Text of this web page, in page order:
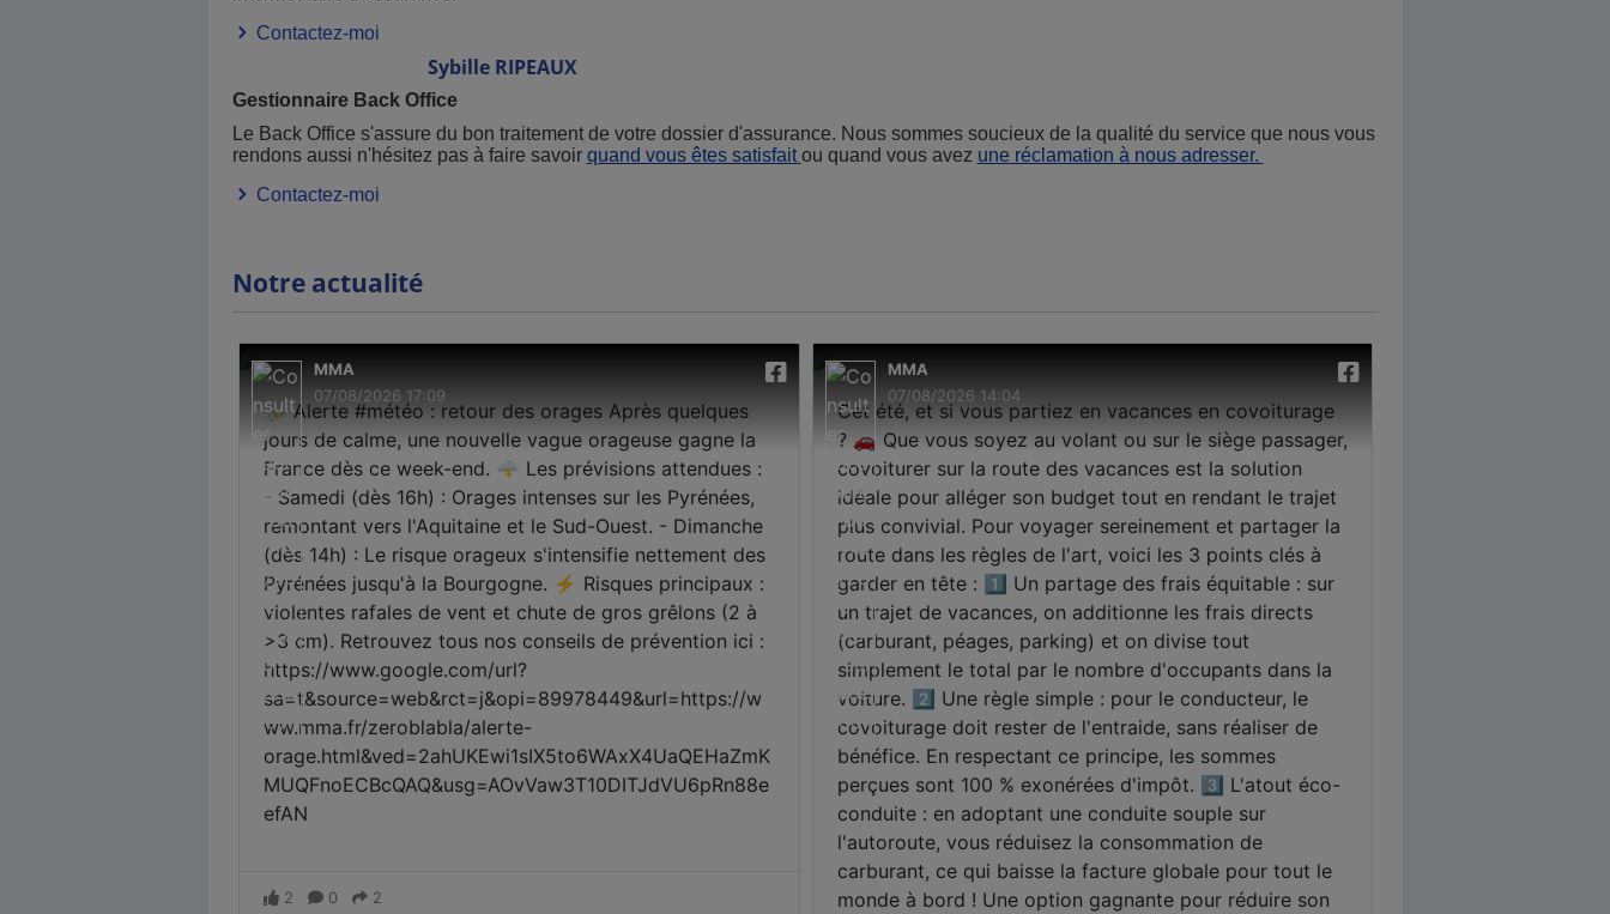
Contactez-moi
Sybille RIPEAUX
Gestionnaire Back Office
Le Back Office s'assure du bon traitement de votre dossier d'assurance. Nous sommes soucieux de la qualité du service que nous vous
rendons aussi n'hésitez pas à faire savoir quand vous êtes satisfaitou quand vous avez une réclamation à nous adresser.
Contactez-moi
Notre actualité